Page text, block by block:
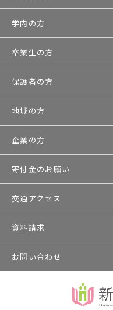
学内の方
卒業生の方
保護者の方
地域の方
企業の方
寄付金のお願い
交通アクセス
資料請求
お問い合わせ